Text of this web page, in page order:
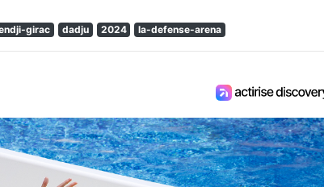
girac dadju 2024 la-defense-arena